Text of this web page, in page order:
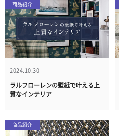
商品紹介
2024.10.30
ラルフローレンの壁紙で叶える上
質なインテリア
商品紹介